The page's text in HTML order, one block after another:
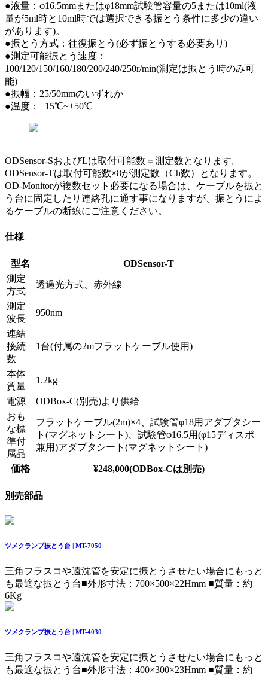
●液量：φ16.5mmまたはφ18mm試験管容量の5または10ml(液
量が5ml時と10ml時では選択できる振とう条件に多少の違い
があります)。
●振とう方式：往復振とう(必ず振とうする必要あり)
●測定可能振とう速度：
100/120/150/160/180/200/240/250r/min(測定は振とう時のみ可
能)
●振幅：25/50mmのいずれか
●温度：+15℃~+50℃
ODSensor-SおよびLは取付可能数＝測定数となります。
ODSensor-Tは取付可能数×8が測定数（Ch数）となります。
OD-Monitorが複数セット必要になる場合は、ケーブルを振と
う台に固定したり連絡孔に通す事になりますが、振とうによ
るケーブルの断線にご注意ください。
仕様
型名
ODSensor-T
測定
方式
透過光方式、赤外線
測定
波長
950nm
連結
接続
数
1台(付属の2mフラットケーブル使用)
本体
質量
1.2kg
電源
ODBox-C(別売)より供給
おも
な標
準付
属品
フラットケーブル(2m)×4、試験管φ18用アダプタシー
ト(マグネットシート)、試験管φ16.5用(φ15ディスポ
兼用)アダプタシート(マグネットシート)
価格 ¥248,000(ODBox-Cは別売)
別売部品
ツメクランプ振とう台 | MT-7050
三角フラスコや遠沈管を安定に振とうさせたい場合にもっと
も最適な振とう台■外形寸法：700×500×22Hmm ■質量：約
6Kg
ツメクランプ振とう台 | MT-4030
三角フラスコや遠沈管を安定に振とうさせたい場合にもっと
も最適な振とう台■外形寸法：400×300×23Hmm ■質量：約